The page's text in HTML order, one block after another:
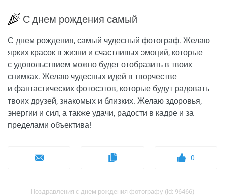
С днем рождения самый
С днем рождения, самый чудесный фотограф. Желаю
ярких красок в жизни и счастливых эмоций, которые
с удовольствием можно будет отобразить в твоих
снимках. Желаю чудесных идей в творчестве
и фантастических фотосэтов, которые будут радовать
твоих друзей, знакомых и близких. Желаю здоровья,
энергии и сил, а также удачи, радости в кадре и за
пределами объектива!
0
Поздравления с днем рождения фотографу (id: 96466)